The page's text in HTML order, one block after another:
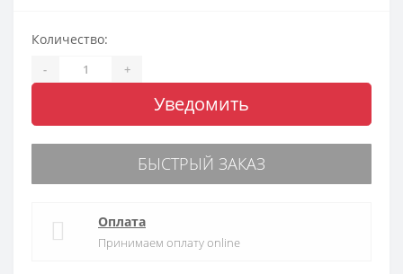
Количество:
- +
Уведомить
БЫСТРЫЙ ЗАКАЗ
Оплата
Принимаем оплату online